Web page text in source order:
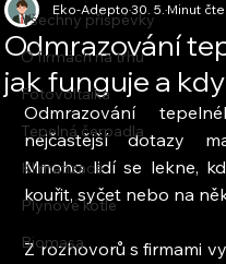
Všechny příspěvky
O firmách na trhu
Fotovoltaika
Tepelná čerpadla
Klimatizace
Plynové kotle
Biomasa
Odmrazování
jak funguje a
Eko-Adepto30. 5.Minut
Odmrazování
nejčastější dotazy
Mnoho lidí se lekne,
kouřit, syčet nebo na
Z rozhovorů s firmami